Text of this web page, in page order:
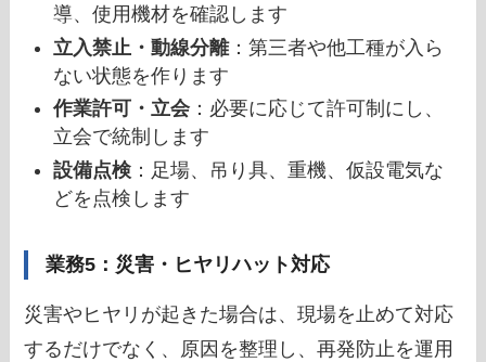
導、使用機材を確認します
立入禁止・動線分離：第三者や他工種が入ら
ない状態を作ります
作業許可・立会：必要に応じて許可制にし、
立会で統制します
設備点検 ：足場、吊り具、重機、仮設電気な
どを点検します
業務5：災害・ヒヤリハット対応
災害やヒヤリが起きた場合は、現場を止めて対応
するだけでなく、原因を整理し、再発防止を運用